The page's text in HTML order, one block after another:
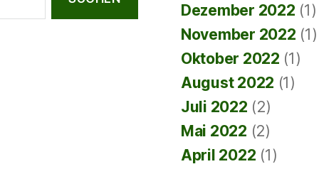
Dezember 2022 (1)
November 2022 (1)
Oktober 2022 (1)
August 2022 (1)
Juli 2022 (2)
Mai 2022 (2)
April 2022 (1)